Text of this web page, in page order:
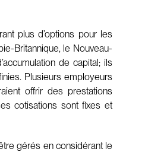
plus d’options pour les
Britannique, le Nouveau-
de capital; ils
Plusieurs employeurs
offrir des prestations
cotisations sont fixes et
gérés en considérant le